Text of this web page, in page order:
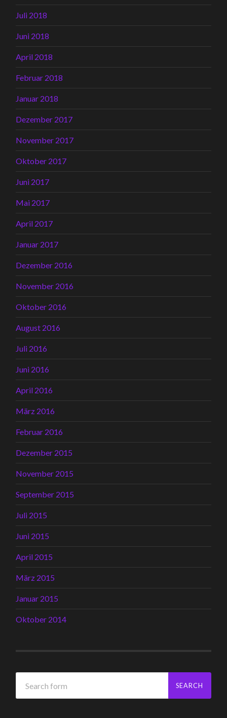
Juli 2018
Juni 2018
April 2018
Februar 2018
Januar 2018
Dezember 2017
November 2017
Oktober 2017
Juni 2017
Mai 2017
April 2017
Januar 2017
Dezember 2016
November 2016
Oktober 2016
August 2016
Juli 2016
Juni 2016
April 2016
März 2016
Februar 2016
Dezember 2015
November 2015
September 2015
Juli 2015
Juni 2015
April 2015
März 2015
Januar 2015
Oktober 2014